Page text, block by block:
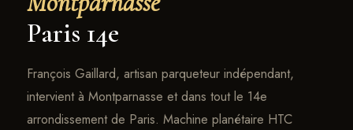
Paris 14e
François Gaillard, artisan parqueteur indépendant,
intervient à Montparnasse et dans tout le 14e
arrondissement de Paris. Machine planétaire HTC